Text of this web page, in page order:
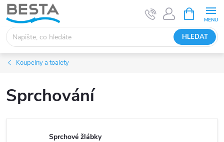
Přejít
na
obsah
HLEDAT
NÁKUPNÍ
KOŠÍK
Koupelny a toalety
Sprchování
Sprchové žlábky